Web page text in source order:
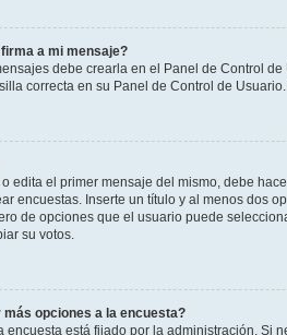
a mi mensaje?
debe crearla en el Panel de Control
correcta en su Panel de Control de
edita el primer mensaje del mismo, debe
encuestas. Inserte un título y al menos dos
de opciones que el usuario puede
su votos.
más opciones a la encuesta?
encuesta está fijado por la administración. Si